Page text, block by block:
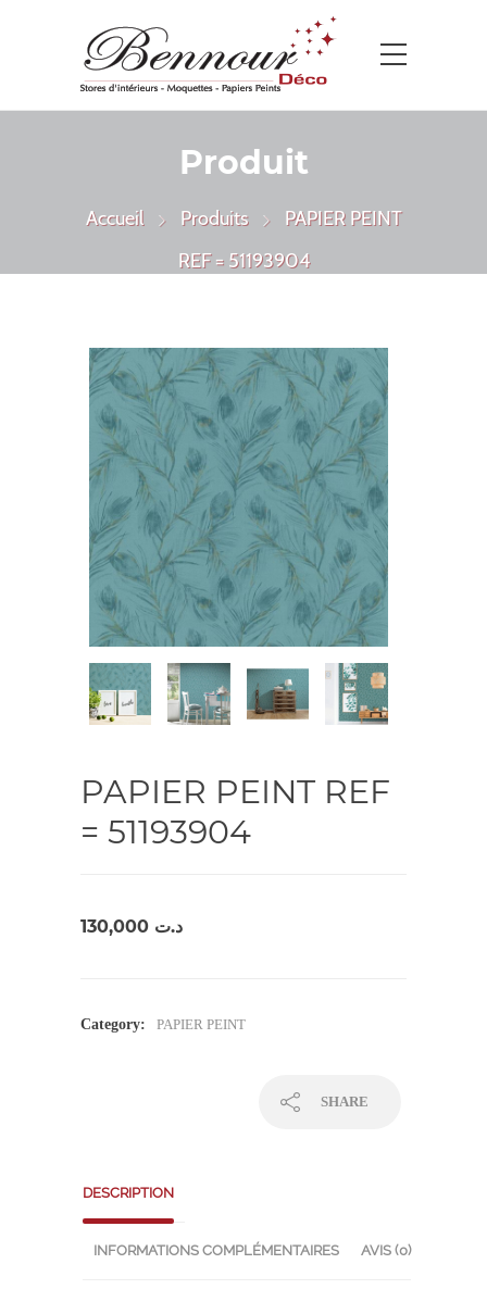
Produit
Accueil Produits
PAPIER PEINT
REF = 51193904
PAPIER PEINT REF
= 51193904
د.ت
Category: PAPIER PEINT
SHARE
DESCRIPTION
INFORMATIONS COMPLÉMENTAIRES AVIS (0)